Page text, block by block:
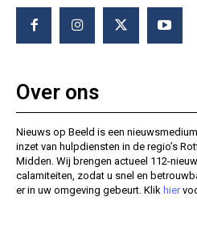
Over ons
Nieuws op Beeld is een
inzet van hulpdiensten in de regio’s
Midden. Wij brengen actueel 112-
calamiteiten, zodat u snel en
er in uw omgeving gebeurt. Klik hier